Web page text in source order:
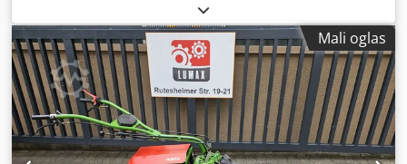
2020
Mali oglas